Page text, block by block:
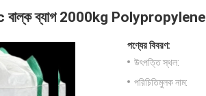
বাল্ক ব্যাগ 2000kg Polypropylene
পণ্যের বিবরণ:
উৎপত্তি স্থল:
পরিচিতিমুলক নাম: